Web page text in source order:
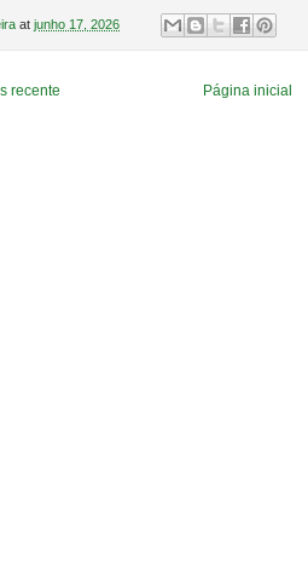
at junho 17, 2026
recente Página inicial